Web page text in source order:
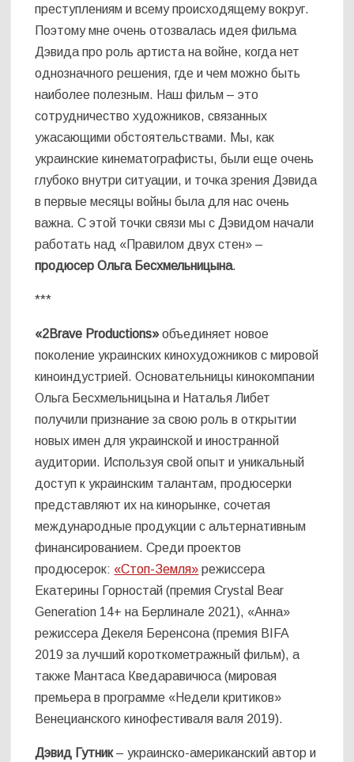
преступлениям и всему происходящему вокруг.
Поэтому мне очень отозвалась идея фильма
Дэвида про роль артиста на войне, когда нет
однозначного решения, где и чем можно быть
наиболее полезным. Наш фильм – это
сотрудничество художников, связанных
ужасающими обстоятельствами. Мы, как
украинские кинематографисты, были еще очень
глубоко внутри ситуации, и точка зрения Дэвида
в первые месяцы войны была для нас очень
важна. С этой точки связи мы с Дэвидом начали
работать над «Правилом двух стен» –
продюсер Ольга Бесхмельницына.
***
«2Brave Productions» объединяет новое
поколение украинских кинохудожников с мировой
киноиндустрией. Основательницы кинокомпании
Ольга Бесхмельницына и Наталья Либет
получили признание за свою роль в открытии
новых имен для украинской и иностранной
аудитории. Используя свой опыт и уникальный
доступ к украинским талантам, продюсерки
представляют их на кинорынке, сочетая
международные продукции с альтернативным
финансированием. Среди проектов
продюсерок: «Стоп-Земля» режиссера
Екатерины Горностай (премия Crystal Bear
Generation 14+ на Берлинале 2021), «Анна»
режиссера Декеля Беренсона (премия BIFA
2019 за лучший короткометражный фильм), а
также Мантаса Кведаравичюса (мировая
премьера в программе «Недели критиков»
Венецианского кинофестиваля валя 2019).
Дэвид Гутник– украинско-американский автор и